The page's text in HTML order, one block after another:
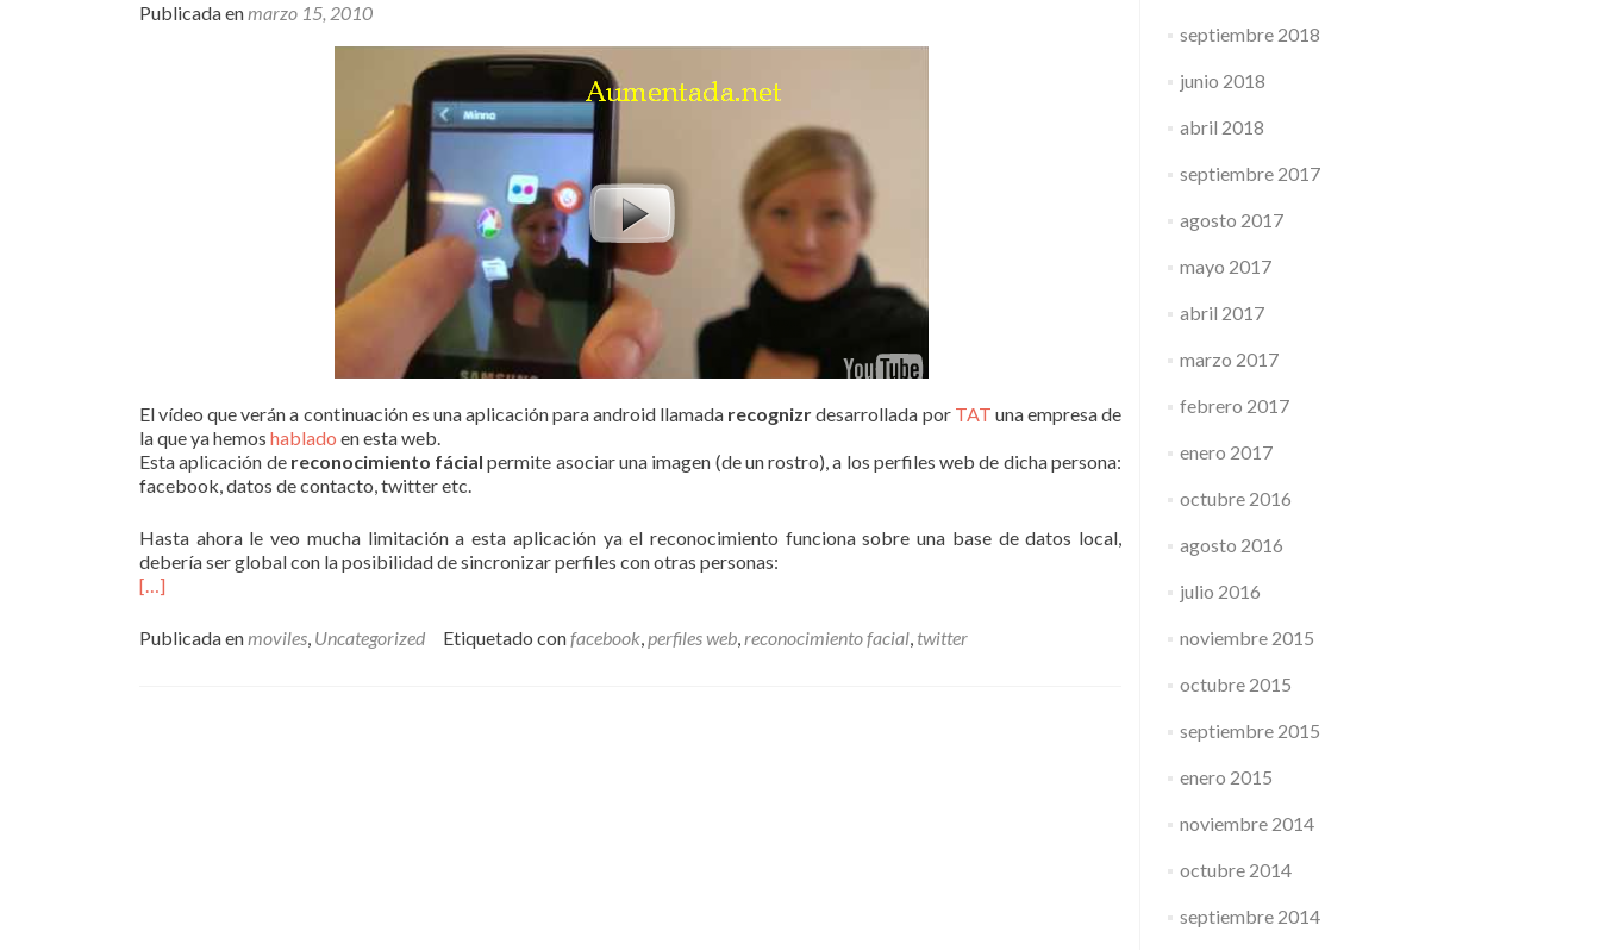
Publicada enmarzo 15, 2010
El vídeo que verán a continuación es una aplicación para android llamada recognizrdesarrollada por TAT una empresa de
la que ya hemos hablado en esta web.
Esta aplicación de reconocimiento fácial permite asociar una imagen (de un rostro), a los perfiles web de dicha persona:
facebook, datos de contacto, twitter etc.
Hasta ahora le veo mucha limitación a esta aplicación ya el reconocimiento funciona sobre una base de datos local,
debería ser global con la posibilidad de sincronizar perfiles con otras personas:
[…]
Publicada enmoviles, Uncategorized Etiquetado confacebook,perfiles web,reconocimiento facial, twitter
septiembre 2018
junio 2018
abril 2018
septiembre 2017
agosto 2017
mayo 2017
abril 2017
marzo 2017
febrero 2017
enero 2017
octubre 2016
agosto 2016
julio 2016
noviembre 2015
octubre 2015
septiembre 2015
enero 2015
noviembre 2014
octubre 2014
septiembre 2014